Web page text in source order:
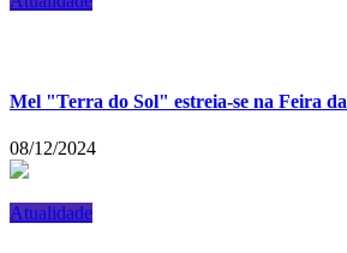
Mel "Terra do Sol" estreia-se na Feira
08/12/2024
Atualidade